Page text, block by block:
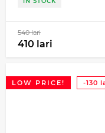
540 lari
410 lari
LOW PRICE! -130